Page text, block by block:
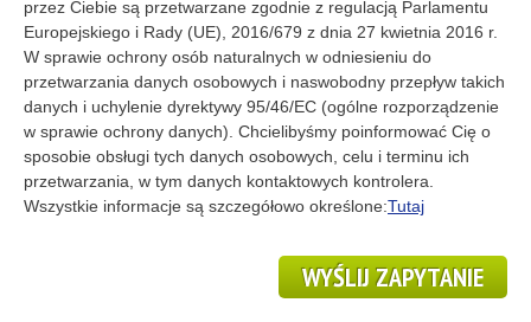
przez Ciebie są przetwarzane zgodnie z regulacją Parlamentu
Europejskiego i Rady (UE), 2016/679 z dnia 27 kwietnia 2016 r.
W sprawie ochrony osób naturalnych w odniesieniu do
przetwarzania danych osobowych i naswobodny przepływ takich
danych i uchylenie dyrektywy 95/46/EC (ogólne rozporządzenie
w sprawie ochrony danych). Chcielibyśmy poinformować Cię o
sposobie obsługi tych danych osobowych, celu i terminu ich
przetwarzania, w tym danych kontaktowych kontrolera.
Wszystkie informacje są szczegółowo określone:Tutaj
WYŚLIJ ZAPYTANIE